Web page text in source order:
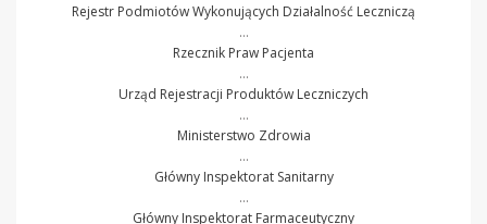
Rejestr Podmiotów Wykonujących Działalność Leczniczą
…
Rzecznik Praw Pacjenta
…
Urząd Rejestracji Produktów Leczniczych
…
Ministerstwo Zdrowia
…
Główny Inspektorat Sanitarny
…
Główny Inspektorat Farmaceutyczny